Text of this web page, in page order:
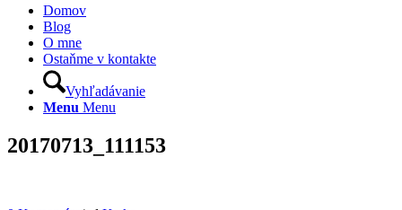
Domov
Blog
O mne
Ostaňme v kontakte
Vyhľadávanie
Menu Menu
20170713_111153